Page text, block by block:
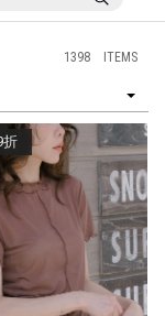
1398 ITEMS
折